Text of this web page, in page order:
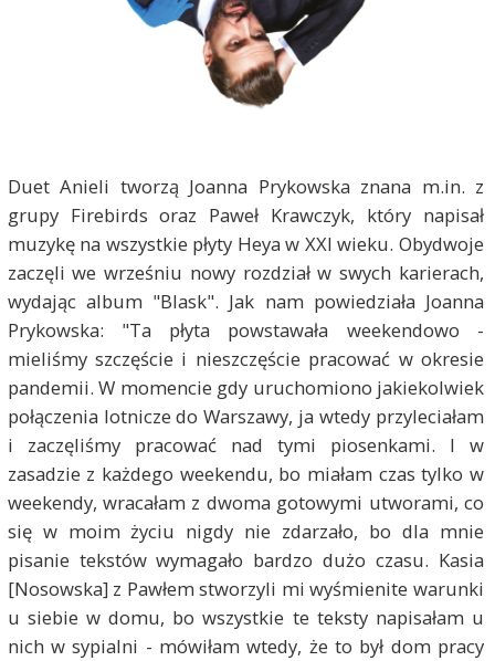
Duet Anieli tworzą Joanna Prykowska znana m.in. z
grupy Firebirds oraz Paweł Krawczyk, który napisał
muzykę na wszystkie płyty Heya w XXI wieku. Obydwoje
zaczęli we wrześniu nowy rozdział w swych karierach,
wydając album "Blask". Jak nam powiedziała Joanna
Prykowska: "Ta płyta powstawała weekendowo -
mieliśmy szczęście i nieszczęście pracować w okresie
pandemii. W momencie gdy uruchomiono jakiekolwiek
połączenia lotnicze do Warszawy, ja wtedy przyleciałam
i zaczęliśmy pracować nad tymi piosenkami. I w
zasadzie z każdego weekendu, bo miałam czas tylko w
weekendy, wracałam z dwoma gotowymi utworami, co
się w moim życiu nigdy nie zdarzało, bo dla mnie
pisanie tekstów wymagało bardzo dużo czasu. Kasia
[Nosowska] z Pawłem stworzyli mi wyśmienite warunki
u siebie w domu, bo wszystkie te teksty napisałam u
nich w sypialni - mówiłam wtedy, że to był dom pracy